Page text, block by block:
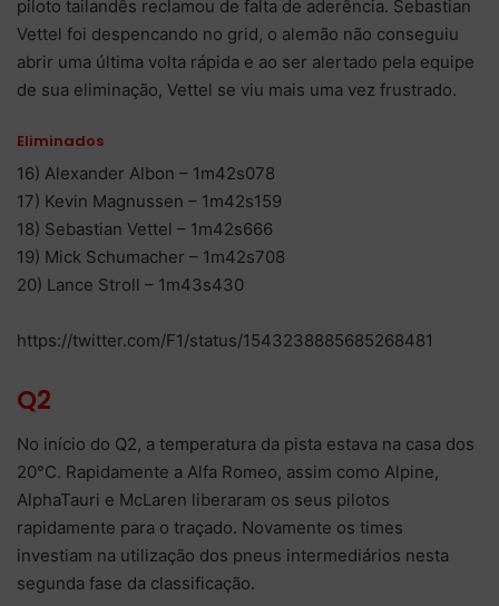
piloto tailandês reclamou de falta de aderência. Sebastian
Vettel foi despencando no grid, o alemão não conseguiu
abrir uma última volta rápida e ao ser alertado pela equipe
de sua eliminação, Vettel se viu mais uma vez frustrado.
Eliminados
16) Alexander Albon – 1m42s078
17) Kevin Magnussen – 1m42s159
18) Sebastian Vettel – 1m42s666
19) Mick Schumacher – 1m42s708
20) Lance Stroll – 1m43s430
https://twitter.com/F1/status/1543238885685268481
Q2
No início do Q2, a temperatura da pista estava na casa dos
20°C. Rapidamente a Alfa Romeo, assim como Alpine,
AlphaTauri e McLaren liberaram os seus pilotos
rapidamente para o traçado. Novamente os times
investiam na utilização dos pneus intermediários nesta
segunda fase da classificação.